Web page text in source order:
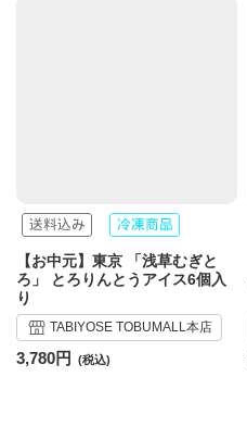
【お中元】東京 「浅草むぎと
ろ」 とろりんとうアイス6個入
り
TABIYOSE TOBUMALL本店
3,780円